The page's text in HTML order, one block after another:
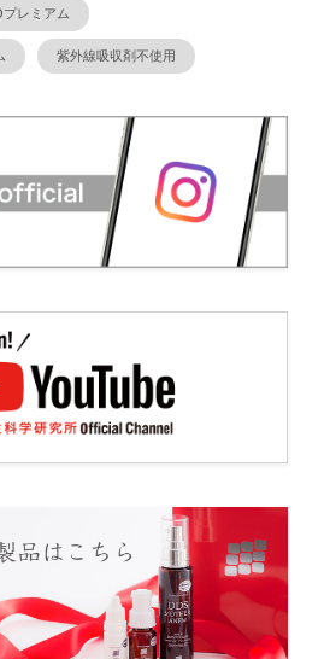
レミアム
紫外線吸収剤不使用